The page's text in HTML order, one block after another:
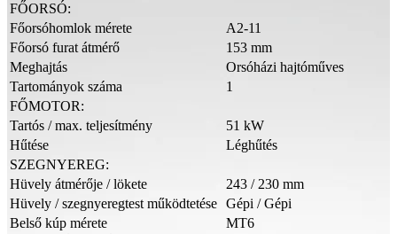
FŐORSÓ:
Főorsóhomlok mérete
A2-11
Főorsó furat átmérő
153 mm
Meghajtás
Orsóházi hajtóműves
Tartományok száma
1
FŐMOTOR:
Tartós / max. teljesítmény
51 kW
Hűtése
Léghűtés
SZEGNYEREG:
Hüvely átmérője / lökete
243 / 230 mm
Hüvely / szegnyeregtest működtetése Gépi / Gépi
Belső kúp mérete
MT6